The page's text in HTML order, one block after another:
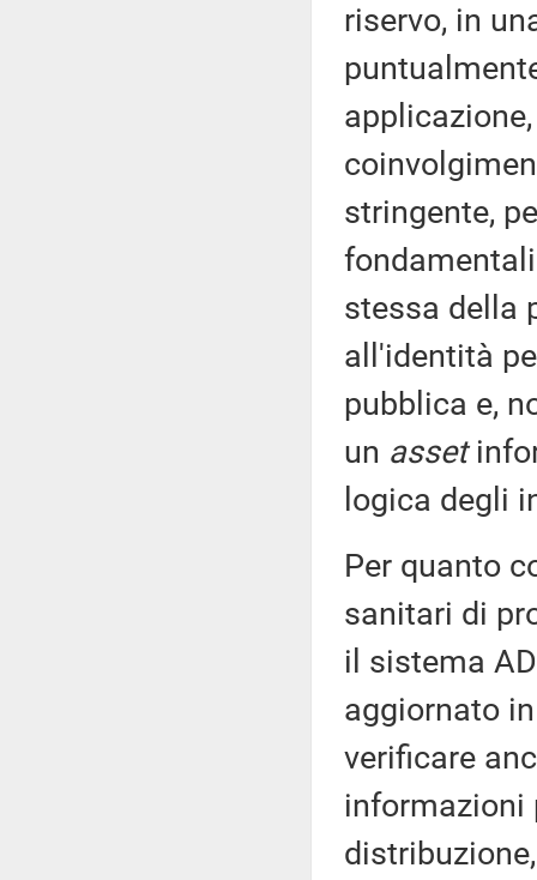
riservo, in
stringente,
stessa della
all'identità
pubblica e,
un asset
logica degli
Per quanto
sanitari di
il sistema
aggiornato
verificare
informazioni